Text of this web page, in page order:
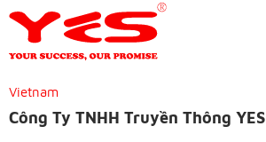
Vietnam
Công Ty TNHH Truyền Thông YES